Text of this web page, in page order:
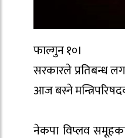
फाल्गुन १०।
सरकारले प्रतिबन्ध
आज बस्ने
नेकपा विप्लव